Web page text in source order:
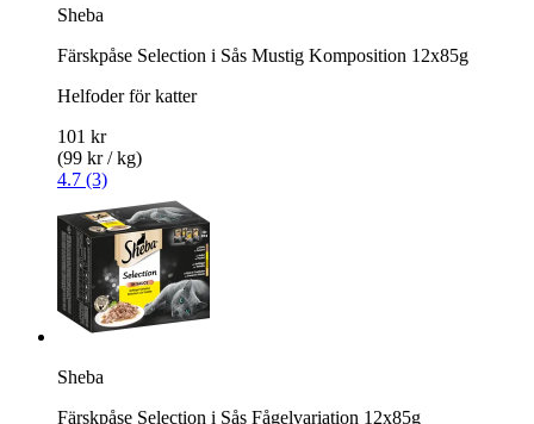
Sheba
Färskpåse Selection i Sås Mustig Komposition 12x85g
Helfoder för katter
101 kr
(99 kr / kg)
4.7 (3)
Sheba
Färskpåse Selection i Sås Fågelvariation 12x85g